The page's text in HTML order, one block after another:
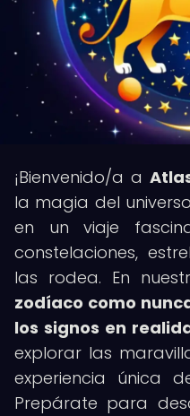
¡Bienvenido/a a
la magia del
en un viaje
constelaciones,
las rodea. En
zodíaco como
los signos en
explorar las
experiencia única
Prepárate para